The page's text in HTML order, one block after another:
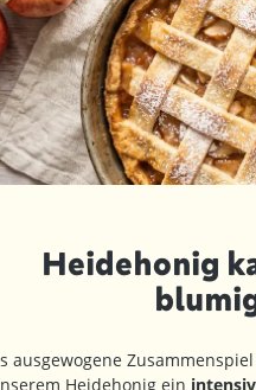
Heidehonig
ausgewogene
Heidehonig ein